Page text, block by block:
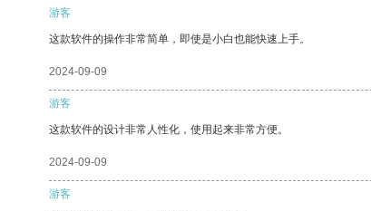
游客
这款软件的操作非常简单，即使是小白也能快速上手。
2024-09-09
游客
这款软件的设计非常人性化，使用起来非常方便。
2024-09-09
游客